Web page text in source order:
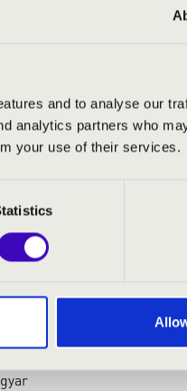
and to analyse our
analytics partners who
your use of their services.